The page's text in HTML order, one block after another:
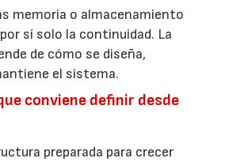
memoria o almacenamiento
sí solo la continuidad. La
de cómo se diseña,
el sistema.
conviene definir desde
preparada para crecer